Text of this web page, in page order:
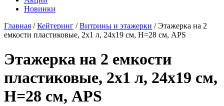
Новинки
Главная /Кейтеринг /Витрины и этажерки /Этажерка на 2
емкости пластиковые, 2х1 л, 24х19 см, H=28 см, APS
Этажерка на 2 емкости
пластиковые, 2х1 л, 24х19 см,
H=28 см, APS